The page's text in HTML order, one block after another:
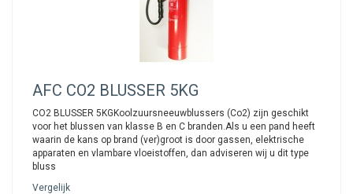
AFC CO2 BLUSSER 5KG
CO2 BLUSSER 5KGKoolzuursneeuwblussers (Co2) zijn geschikt
voor het blussen van klasse B en C branden.Als u een pand heeft
waarin de kans op brand (ver)groot is door gassen, elektrische
apparaten en vlambare vloeistoffen, dan adviseren wij u dit type
bluss
Vergelijk